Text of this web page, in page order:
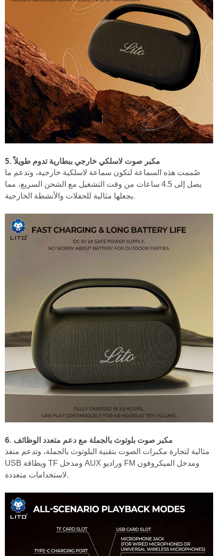
5. مكبر صوت لاسلكي خارجي ببطارية تدوم طويلاً
صُممت هذه السماعة لتكون سماعة لاسلكية خارجية، وتدعم ما
يصل إلى 4.5 ساعات من وقت التشغيل مع الشحن السريع، مما
يجعلها مثالية للحفلات والأنشطة الخارجية.
6. مكبر صوت بلوتوث بالجملة مع دعم متعدد الوظائف
مثالية لتجارة مكبرات الصوت بتقنية البلوتوث بالجملة، وتدعم منفذ
USB وبطاقة TF ومدخل AUX وراديو FM ومدخل الميكروفون
لاستخدامات متعددة.